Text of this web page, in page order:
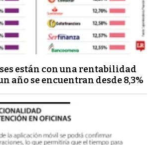
están con una rentabilidad
año se encuentran desde 8,3%